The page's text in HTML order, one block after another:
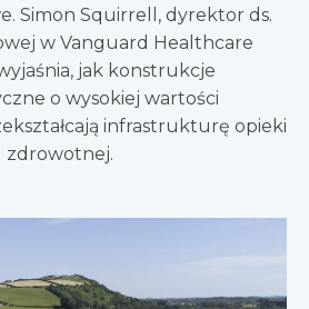
Simon Squirrell, dyrektor ds.
w Vanguard Healthcare
jak konstrukcje
o wysokiej wartości
infrastrukturę opieki
zdrowotnej.